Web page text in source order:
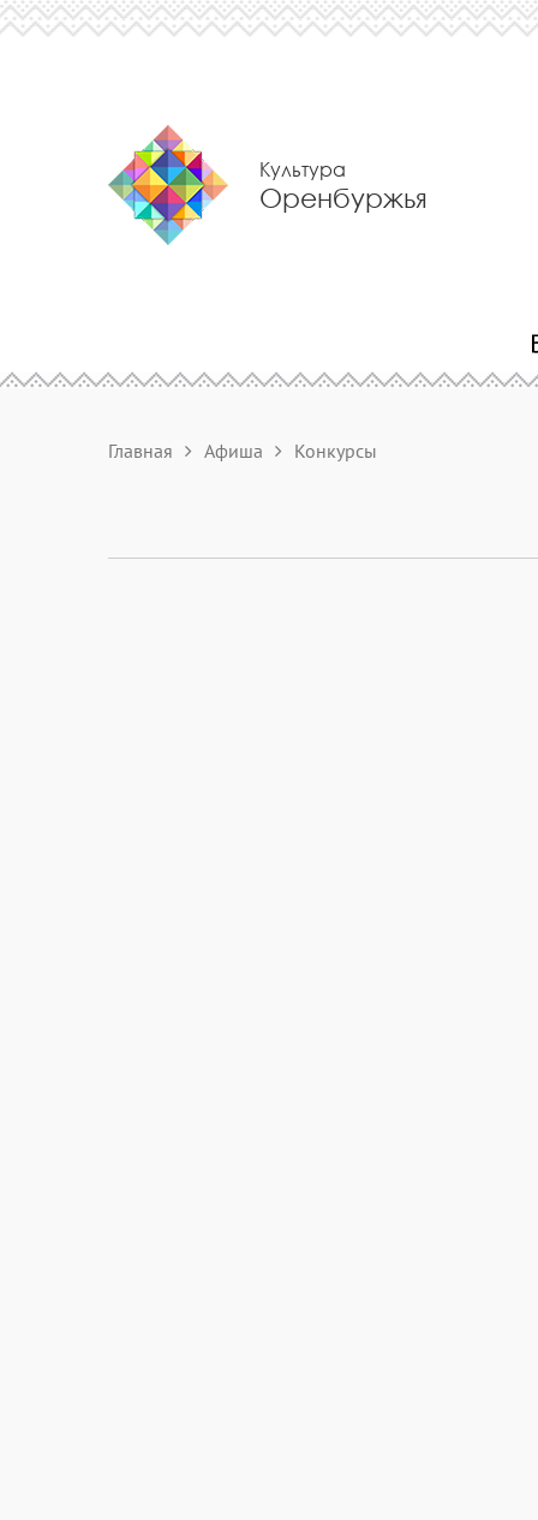
Культура
Оренбуржья
Главная Афиша Конкурсы